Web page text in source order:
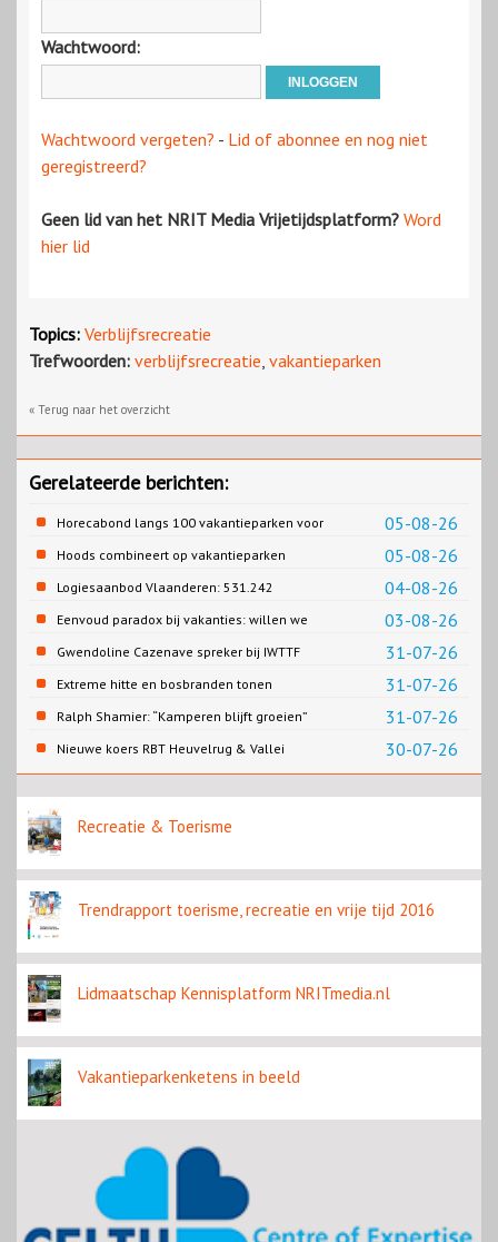
Wachtwoord:
Wachtwoord vergeten? - Lid of abonnee en nog niet
geregistreerd?
Geen lid van het NRIT Media Vrijetijdsplatform? Word
hier lid
Topics: Verblijfsrecreatie
Trefwoorden: verblijfsrecreatie, vakantieparken
« Terug naar het overzicht
Gerelateerde berichten:
05-08-26
Horecabond langs 100 vakantieparken voor
Cao-recreatie
05-08-26
Hoods combineert op vakantieparken
recreatie en wonen
04-08-26
Logiesaanbod Vlaanderen: 531.242
slaapplaatsen
03-08-26
Eenvoud paradox bij vakanties: willen we
eenvoud of toch goed verzorgd?
31-07-26
Gwendoline Cazenave spreker bij IWTTF
congres in Utrecht
31-07-26
Extreme hitte en bosbranden tonen
noodzaak snellere verduurzaming
31-07-26
Ralph Shamier: “Kamperen blijft groeien”
30-07-26
Nieuwe koers RBT Heuvelrug & Vallei
zichtbaar in eerste resultaten 2026
Recreatie & Toerisme
Trendrapport toerisme, recreatie en vrije tijd 2016
Lidmaatschap Kennisplatform NRITmedia.nl
Vakantieparkenketens in beeld